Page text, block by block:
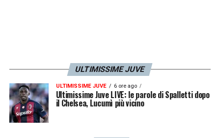
ULTIMISSIME JUVE
ULTIMISSIME JUVE 6 ore ago
Ultimissime Juve LIVE: le parole di Spalletti dopo
il Chelsea, Lucumì più vicino